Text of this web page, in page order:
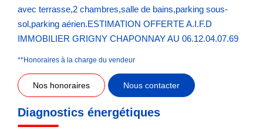
avec terrasse,2 chambres,salle de bains,parking sous-
sol,parking aérien.ESTIMATION OFFERTE A.I.F.D
IMMOBILIER GRIGNY CHAPONNAY AU 06.12.04.07.69
**Honoraires à la charge du vendeur
Nos honoraires Nous contacter
Diagnostics énergétiques